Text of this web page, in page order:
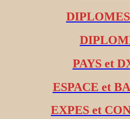
PAYS et
ESPACE et
EXPES et